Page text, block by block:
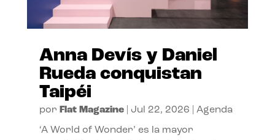
Anna Devís y Daniel
Rueda conquistan
Taipéi
por Flat Magazine| Jul 22, 2026 Agenda
‘A World of Wonder’ es la mayor